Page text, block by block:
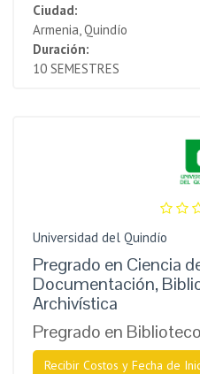
Ciudad:
Armenia, Quindío
Duración:
10 SEMESTRES
Universidad del Quindío
Pregrado en Ciencia
Documentación,
Archivística
Pregrado en
Recibir Costos y Fecha de